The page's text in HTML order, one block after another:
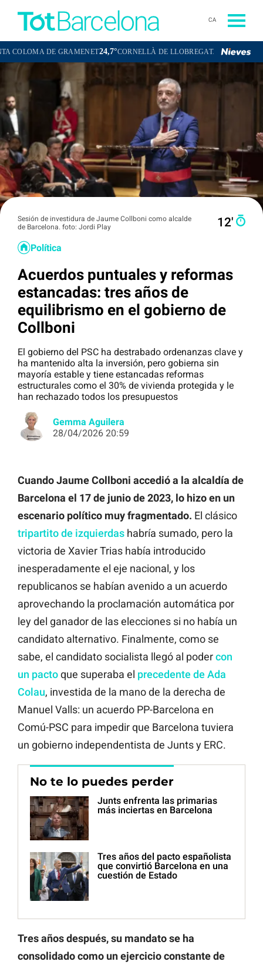
CA
GRAMENET 24,7°CORNELLÀ DE LLOBREGAT23,7°SANT BOI DE
Sesión de investidura de Jaume Collboni como alcalde
de Barcelona. foto: Jordi Play
12′
Política
Acuerdos puntuales y reformas
estancadas: tres años de
equilibrismo en el gobierno de
Collboni
El gobierno del PSC ha destrabado ordenanzas clave y
ha mantenido alta la inversión, pero gobierna sin
mayoría estable y tiene estancadas reformas
estructurales como el 30% de vivienda protegida y le
han rechazado todos los presupuestos
Gemma Aguilera
28/04/2026 20:59
Cuando Jaume Collboni accedió a la alcaldía de
Barcelona el 17 de junio de 2023, lo hizo en un
escenario político muy fragmentado. El clásico
tripartito de izquierdas habría sumado, pero la
victoria de Xavier Trias había introducido
inesperadamente el eje nacional, y los
republicanos se habían avenido a un acuerdo
aprovechando la proclamación automática por
ley del ganador de las elecciones si no había un
candidato alternativo. Finalmente, como se
sabe, el candidato socialista llegó al podercon
un pactoque superaba el precedente de Ada
Colau, investida de la mano de la derecha de
Manuel Valls: un acuerdo PP-Barcelona en
Comú-PSC para impedir que Barcelona tuviera
un gobierno independentista de Junts y ERC.
No te lo puedes perder
Junts enfrenta las primarias
más inciertas en Barcelona
Tres años del pacto españolista
que convirtió Barcelona en una
cuestión de Estado
Tres años después, su mandato se ha
consolidado como un ejercicio constante de